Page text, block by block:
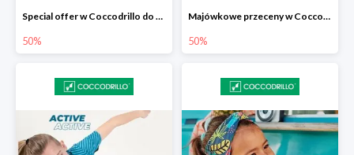
Special offer w Coccodrillo do -50%
50%
Majówkowe przeceny w Coccodrillo do -50%
50%